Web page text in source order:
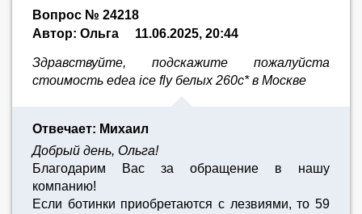
Вопрос № 24218
Автор: Ольга
11.06.2025, 20:44
Здравствуйте, подскажите пожалуйста
стоимость edea ice fly белых 260с* в Москве
Отвечает: Михаил
Добрый день, Ольга!
Благодарим Вас за обращение в нашу
компанию!
Если ботинки приобретаются с лезвиями, то 59